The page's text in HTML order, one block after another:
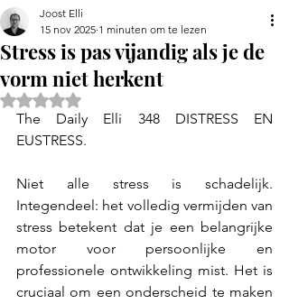
Stress is pas vijandig als je de
vorm niet herkent
Joost Elli
15 nov 2025 1 minuten om te lezen
Beoordeeld met NaN uit 5 sterren.
The Daily Elli 348 DISTRESS EN
EUSTRESS.
Niet alle stress is schadelijk.
Integendeel: het volledig vermijden van
stress betekent dat je een belangrijke
motor voor persoonlijke en
professionele ontwikkeling mist. Het is
cruciaal om een onderscheid te maken